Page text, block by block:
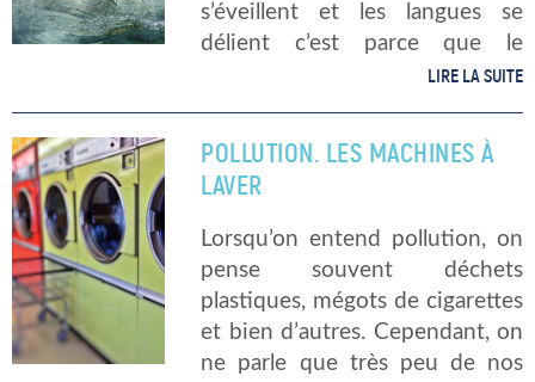
s’éveillent et les langues se
délient c’est parce que le
rythme auquel nous vivons
d’alternatives au monde de
demain. La faune et […]
LIRE LA SUITE
POLLUTION. LES MACHINES À
LAVER
Lorsqu’on entend pollution, on
pense souvent déchets
plastiques, mégots de cigarettes
et bien d’autres. Cependant, on
ne parle que très peu de nos